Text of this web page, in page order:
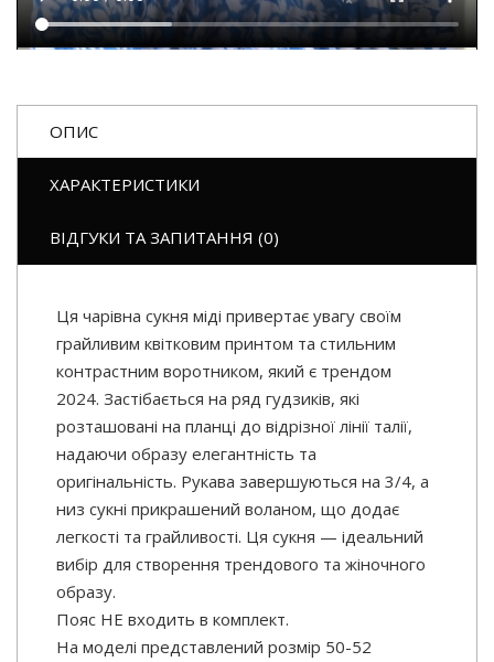
ОПИС
ХАРАКТЕРИСТИКИ
ВІДГУКИ ТА ЗАПИТАННЯ (0)
Ця чарівна сукня міді привертає увагу своїм
грайливим квітковим принтом та стильним
контрастним воротником, який є трендом
2024. Застібається на ряд гудзиків, які
розташовані на планці до відрізної лінії талії,
надаючи образу елегантність та
оригінальність. Рукава завершуються на 3/4, а
низ сукні прикрашений воланом, що додає
легкості та грайливості. Ця сукня — ідеальний
вибір для створення трендового та жіночного
образу.
Пояс НЕ входить в комплект.
На моделі представлений розмір 50-52